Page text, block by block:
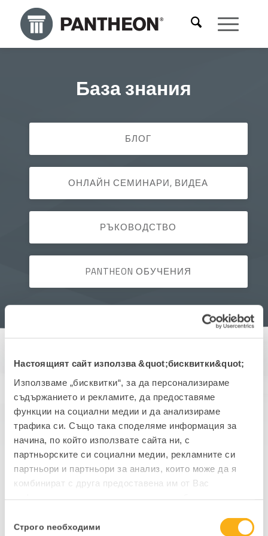
Настоящият сайт използва &quot;бисквитки&quot;
Използваме „бисквитки“, за да персонализираме
съдържанието и рекламите, да предоставяме
функции на социални медии и да анализираме
трафика си. Също така споделяме информация за
начина, по който използвате сайта ни, с
партньорските си социални медии, рекламните си
партньори и партньори за анализ, които може да я
комбинират с друга предоставена им от Вас
наСтрого nеобходими
База знания
БЛОГ
ОНЛАЙН СЕМИНАРИ, ВИДЕА
РЪКОВОДСТВО
PANTHEON ОБУЧЕНИЯ
ВСИЧКИ РЪКОВОДСТВА
EБИЗНЕС
ПРАВО
УСЛУГИ
ВЕТЕРИНАРНА МЕДИЦИНА
ТЪРГОВИЯ
СЧЕТОВОДСТВО
ПРОИЗВОДСТВО